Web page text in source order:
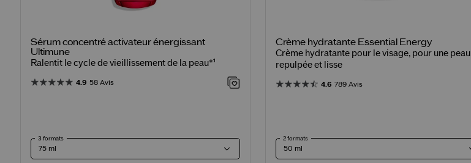
Sérum concentré activateur énergissant
Ultimune
Ralentit le cycle de vieillissement de la peau*¹
4.9 58 Avis
3 formats
Crème hydratante Essential Energy
Crème hydratante pour le visage, pour une peau
repulpée et lisse
4.6 789 Avis
2 formats